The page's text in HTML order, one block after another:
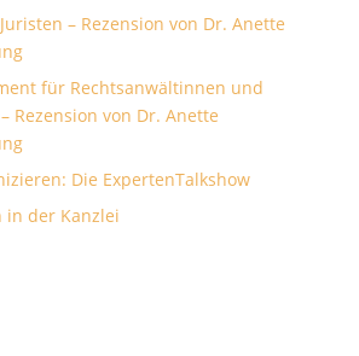
– Rezension von Dr. Anette
für Rechtsanwältinnen und
Rezension von Dr. Anette
Die ExpertenTalkshow
in der Kanzlei